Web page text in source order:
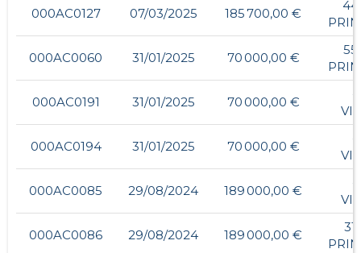
000AC0127 07/03/2025 185 700,00 €
000AC0060 31/01/2025 70 000,00 €
000AC0191 31/01/2025 70 000,00 €
000AC0194 31/01/2025 70 000,00 €
000AC0085 29/08/2024 189 000,00 €
000AC0086 29/08/2024 189 000,00 €